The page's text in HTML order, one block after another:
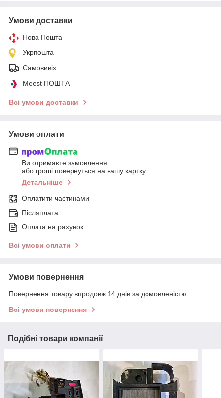
Умови доставки
Нова Пошта
Укрпошта
Самовивіз
Meest ПОШТА
Всі умови доставки
Умови оплати
Ви отримаєте замовлення
або гроші повернуться на вашу картку
Детальніше
Оплатити частинами
Післяплата
Оплата на рахунок
Всі умови оплати
Умови повернення
Повернення товару впродовж 14 днів за домовленістю
Всі умови повернення
Подібні товари компанії